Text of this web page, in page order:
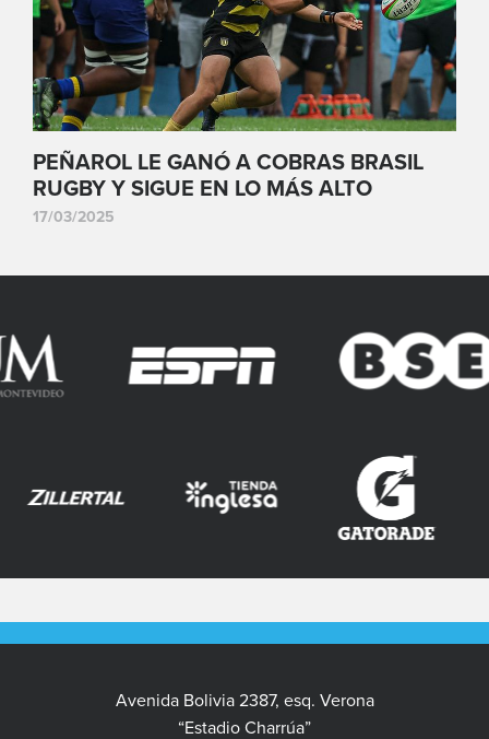
PEÑAROL LE GANÓ A COBRAS BRASIL
RUGBY Y SIGUE EN LO MÁS ALTO
17/03/2025
Avenida Bolivia 2387, esq. Verona
“Estadio Charrúa”